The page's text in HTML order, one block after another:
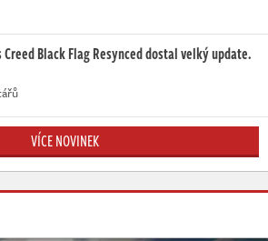
Black Flag Resynced dostal velký update.
VÍCE NOVINEK